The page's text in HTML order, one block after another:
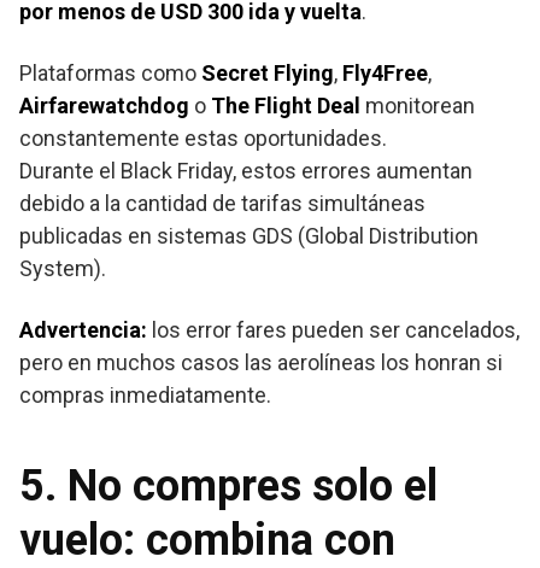
por menos de USD 300 ida y vuelta.
Plataformas como Secret Flying, Fly4Free,
Airfarewatchdog o The Flight Deal monitorean
constantemente estas oportunidades.
Durante el Black Friday, estos errores aumentan
debido a la cantidad de tarifas simultáneas
publicadas en sistemas GDS (Global Distribution
System).
Advertencia: los error fares pueden ser cancelados,
pero en muchos casos las aerolíneas los honran si
compras inmediatamente.
5. No compres solo el
vuelo: combina con